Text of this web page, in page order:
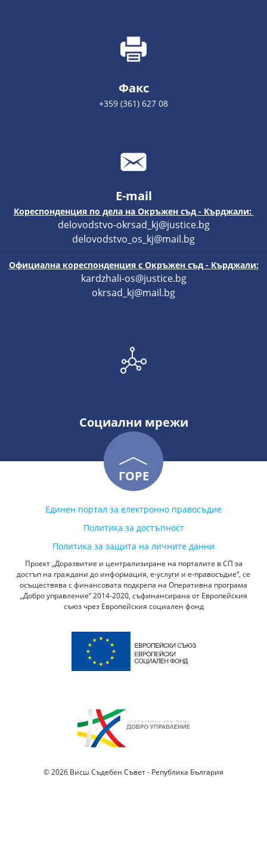
Факс
+359 (361) 627 08
E-mail
Кореспонденция по дела на Окръжен съд - Кърджали:
delovodstvo-okrsad_kj@justice.bg
delovodstvo_os_kj@mail.bg
Официална кореспонденция с Окръжен съд - Кърджали:
kardzhali-os@justice.bg
okrsad_kj@mail.bg
Социални мрежи
ГОРЕ
Единен портал за електронно правосъдие
Политика за достъпност
Политика за защита на личните данни
Проект „Доразвитие и централизиране на порталите в СП за
достъп на граждани до информация, е-услуги и е-правосъдие“, се
осъществява с финансовата подкрепа на Оперативна програма
„Добро управление“ 2014-2020, съфинансирана от Европейския
съюз чрез Европейския социален фонд
© 2026 Висш Съдебен Съвет - Република България